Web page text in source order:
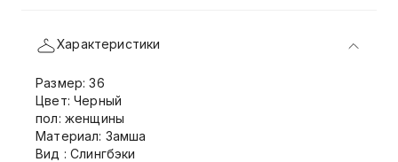
Характеристики
Размер: 36
Цвет: Черный
пол: женщины
Материал: Замша
Вид : Слингбэки